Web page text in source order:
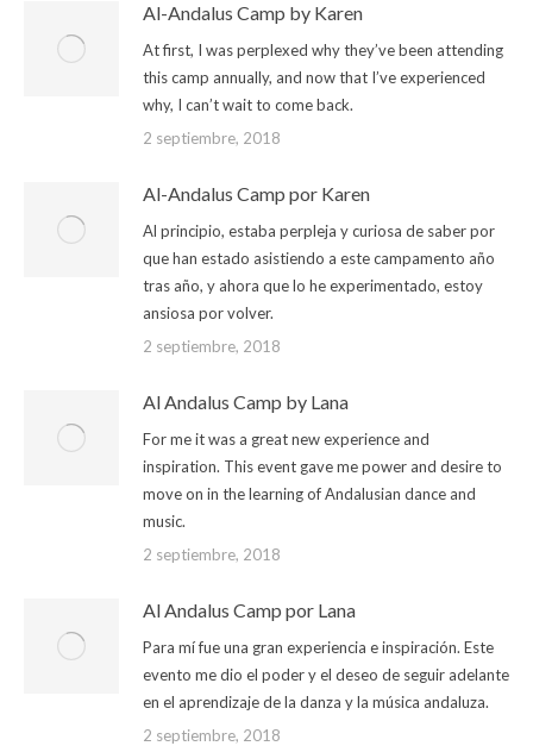
Al-Andalus Camp by Karen
At first, I was perplexed why they’ve been attending
this camp annually, and now that I’ve experienced
why, I can’t wait to come back.
2 septiembre, 2018
Al-Andalus Camp por Karen
Al principio, estaba perpleja y curiosa de saber por
que han estado asistiendo a este campamento año
tras año, y ahora que lo he experimentado, estoy
ansiosa por volver.
2 septiembre, 2018
Al Andalus Camp by Lana
For me it was a great new experience and
inspiration. This event gave me power and desire to
move on in the learning of Andalusian dance and
music.
2 septiembre, 2018
Al Andalus Camp por Lana
Para mí fue una gran experiencia e inspiración. Este
evento me dio el poder y el deseo de seguir adelante
en el aprendizaje de la danza y la música andaluza.
2 septiembre, 2018